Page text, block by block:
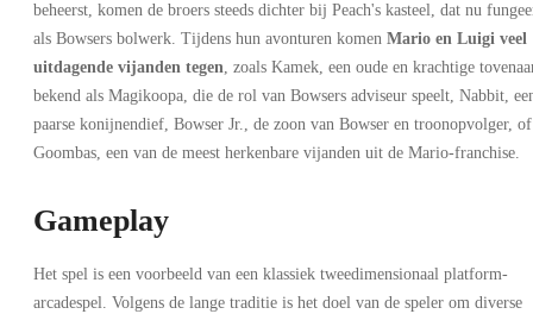
beheerst, komen de broers steeds dichter bij Peach's kasteel, dat nu
als Bowsers bolwerk. Tijdens hun avonturen komen Mario en Luigi veel
uitdagende vijanden tegen, zoals Kamek, een oude en krachtige
bekend als Magikoopa, die de rol van Bowsers adviseur speelt, Nabbit,
paarse konijnendief, Bowser Jr., de zoon van Bowser en troonopvolger, of
Goombas, een van de meest herkenbare vijanden uit de Mario-franchise.
Gameplay
Het spel is een voorbeeld van een klassiek tweedimensionaal platform-
arcadespel. Volgens de lange traditie is het doel van de speler om diverse